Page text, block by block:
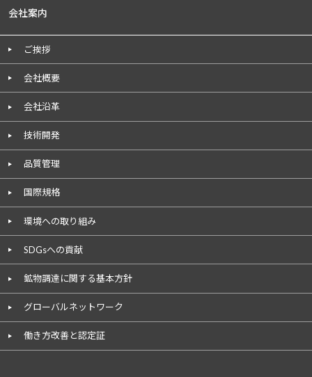
会社案内
ご挨拶
会社概要
会社沿革
技術開発
品質管理
国際規格
環境への取り組み
SDGsへの貢献
鉱物調達に関する基本方針
グローバルネットワーク
働き方改善と認定証